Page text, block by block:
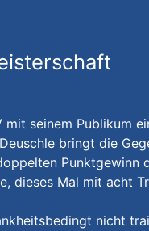
seinem Publikum
bringt die
Punktgewinn
dieses Mal mit acht
nicht